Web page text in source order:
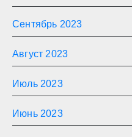
Сентябрь 2023
Август 2023
Июль 2023
Июнь 2023